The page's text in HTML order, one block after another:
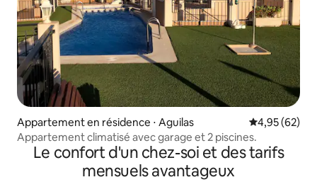
Appartement en résidence ⋅ Aguilas Évaluation
4,95 (62)
Appartement climatisé avec garage et 2 piscines.
Le confort d'un chez-soi et des tarifs
mensuels avantageux